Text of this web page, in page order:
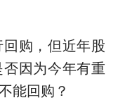
购，但近年股
因为今年有重
能回购？